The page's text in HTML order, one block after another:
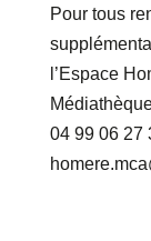
Pour tous
l’Espace
04 99 06 27